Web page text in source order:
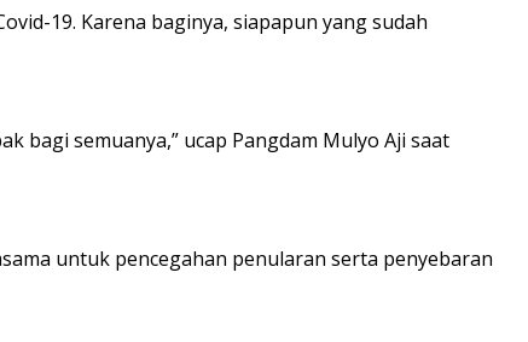
19. Karena baginya, siapapun yang sudah
bagi semuanya,” ucap Pangdam Mulyo Aji saat
untuk pencegahan penularan serta penyebaran